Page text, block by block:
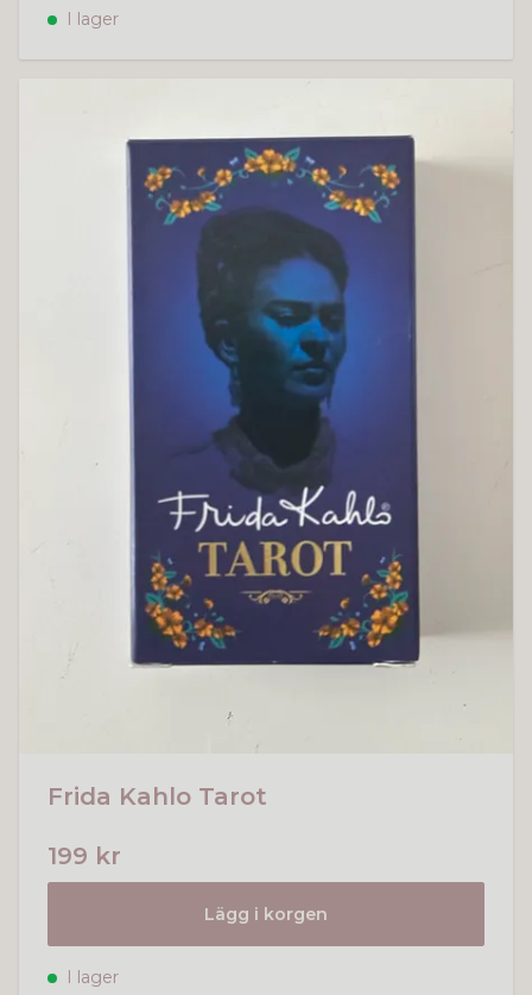
I lager
Frida Kahlo Tarot
199 kr
Lägg i korgen
I lager